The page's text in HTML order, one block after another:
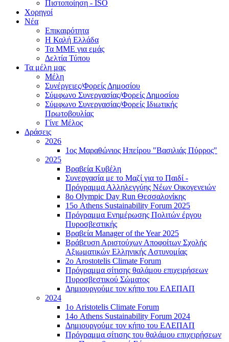
Πιστοποίηση - ISO
Χορηγοί
Νέα
Επικαιρότητα
H Καλή Ελλάδα
Τα ΜΜΕ για εμάς
Δελτία Τύπου
Τα μέλη μας
Μέλη
Συνέργειες/Φορείς Δημοσίου
Σύμφωνο Συνεργασίας/Φορείς Δημοσίου
Σύμφωνο Συνεργασίας/Φορείς Ιδιωτικής
Πρωτοβουλίας
Γίνε Μέλος
Δράσεις
2026
1ος Μαραθώνιος Ηπείρου "Βασιλιάς Πύρρος"
2025
Βραβεία Κυβέλη
Συνεργασία με το Μαζί για το Παιδί -
Πρόγραμμα Αλληλεγγύης Νέων Οικογενειών
8ο Olympic Day Run Θεσσαλονίκης
15ο Athens Sustainability Forum 2025
Πρόγραμμα Ενημέρωσης Πολιτών έργου
Πυροσβεστικής
Βραβεία Manager of the Year 2025
Βράβευση Αριστούχων Αποφοίτων Σχολής
Αξιωματικών Ελληνικής Αστυνομίας
2ο Arostotelis Climate Forum
Πρόγραμμα σίτισης θαλάμου επιχειρήσεων
Πυροσβεστικού Σώματος
Δημιουργούμε τον κήπο του ΕΛΕΠΑΠ
2024
1ο Aristotelis Climate Forum
14ο Athens Sustainability Forum 2024
Δημιουργούμε τον κήπο του ΕΛΕΠΑΠ
Πρόγραμμα σίτισης του θαλάμου επιχειρήσεων